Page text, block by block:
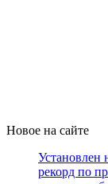
Новое на сайте
рекорд по